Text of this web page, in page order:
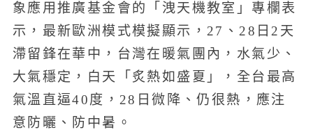
象應用推廣基金會的「洩天機教室」專欄表
示，最新歐洲模式模擬顯示，27、28日2天
滯留鋒在華中，台灣在暖氣團內，水氣少、
大氣穩定，白天「炙熱如盛夏」，全台最高
氣溫直逼40度，28日微降、仍很熱，應注
意防曬、防中暑。